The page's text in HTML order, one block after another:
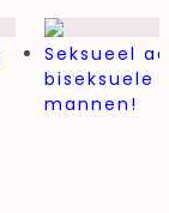
Seksueel
biseksuele
mannen!